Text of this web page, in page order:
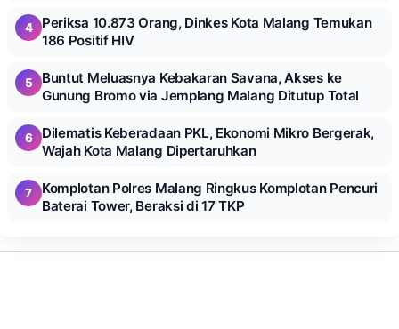
4
Periksa 10.873 Orang, Dinkes Kota Malang Temukan
186 Positif HIV
5
Buntut Meluasnya Kebakaran Savana, Akses ke
Gunung Bromo via Jemplang Malang Ditutup Total
6
Dilematis Keberadaan PKL, Ekonomi Mikro Bergerak,
Wajah Kota Malang Dipertaruhkan
7
Komplotan Polres Malang Ringkus Komplotan Pencuri
Baterai Tower, Beraksi di 17 TKP